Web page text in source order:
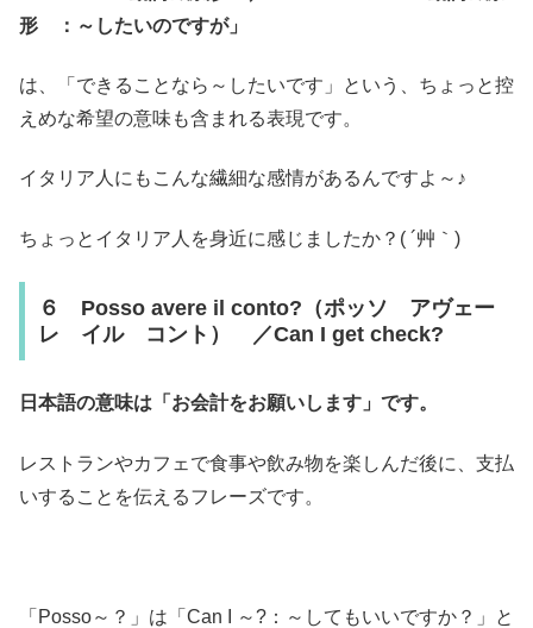
形 ：～したいのですが」
は、「できることなら～したいです」という、ちょっと控
えめな希望の意味も含まれる表現です。
イタリア人にもこんな繊細な感情があるんですよ～♪
ちょっとイタリア人を身近に感じましたか？( ´艸｀)
６ Posso avere il conto?（ポッソ アヴェー
レ イル コント） ／Can I get check?
日本語の意味は「お会計をお願いします」です。
レストランやカフェで食事や飲み物を楽しんだ後に、支払
いすることを伝えるフレーズです。
「Posso～？」は「Can I ～?：～してもいいですか？」と